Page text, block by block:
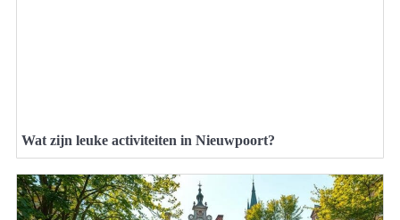
Wat zijn leuke activiteiten in Nieuwpoort?